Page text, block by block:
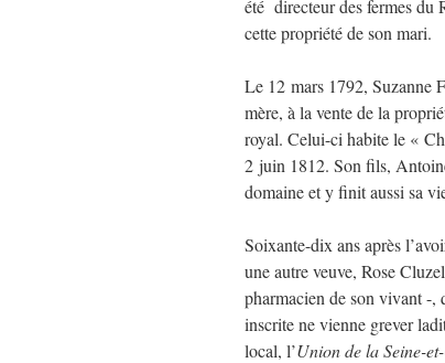
été directeur des fermes du
cette propriété de son mari.
Le 12 mars 1792, Suzanne
mère, à la vente de la
royal. Celui-ci habite le «
2 juin 1812. Son fils,
domaine et y finit aussi sa
Soixante-dix ans après
une autre veuve, Rose
pharmacien de son vivant -,
inscrite ne vienne grever
local, l’Union de la Seine-